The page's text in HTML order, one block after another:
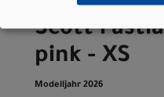
Scott
pink - XS
Modelljahr 2026